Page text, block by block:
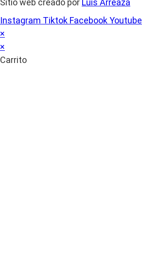
Instagram Tiktok FacebookYoutube
×
×
Carrito